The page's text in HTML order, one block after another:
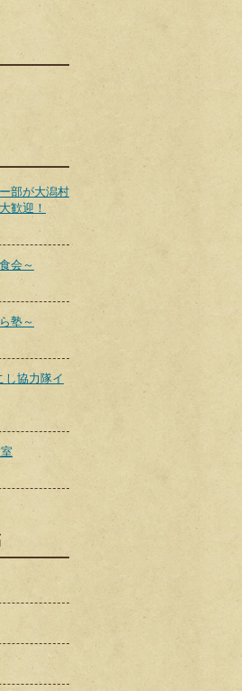
部が大潟村
歓迎！
会～
塾～
し協力隊イ